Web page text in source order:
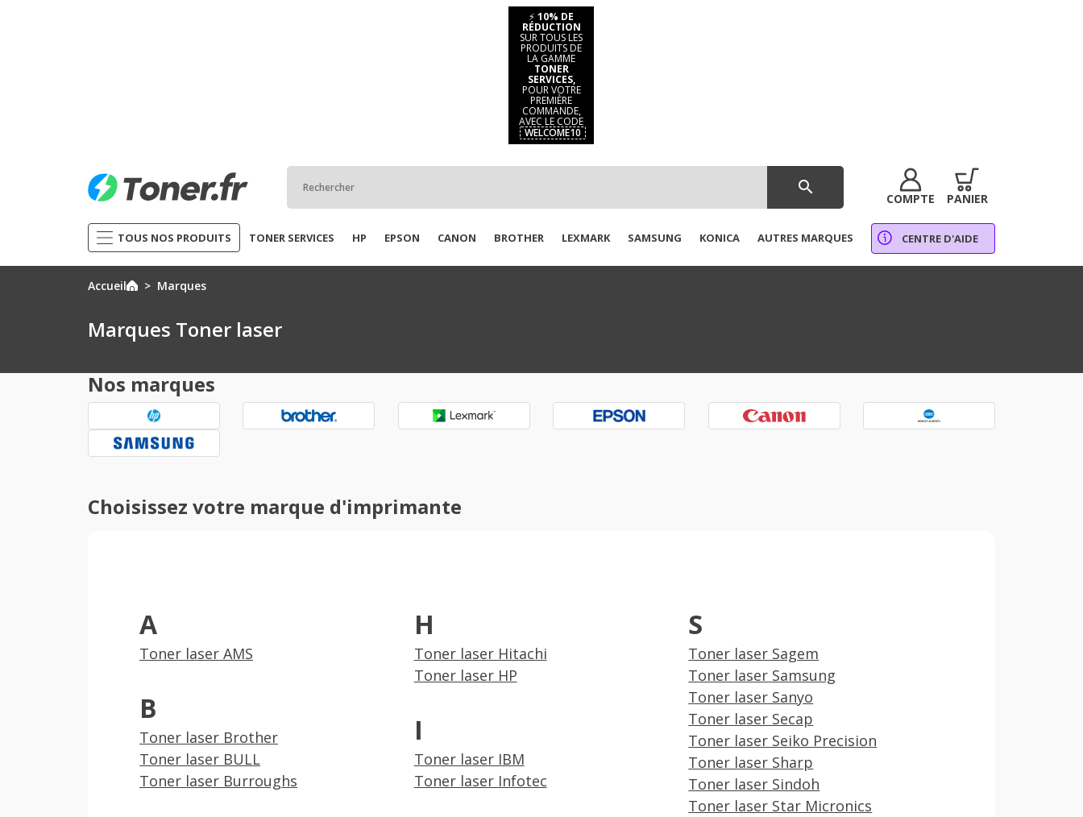
⚡ 10% DE
RÉDUCTION
SUR TOUS LES
PRODUITS DE
LA GAMME
TONER
SERVICES,
POUR VOTRE
PREMIÈRE
COMMANDE,
AVEC LE CODE
WELCOME10
search
COMPTE PANIER
TOUS NOS PRODUITS TONER SERVICES HP EPSON CANON BROTHER LEXMARK SAMSUNG KONICA AUTRES MARQUES CENTRE D'AIDE
Accueil Marques
Marques Toner laser
Nos marques
Choisissez votre marque d'imprimante
A
Toner laser AMS
B
Toner laser Brother
Toner laser BULL
Toner laser Burroughs
H
Toner laser Hitachi
Toner laser HP
I
Toner laser IBM
Toner laser Infotec
S
Toner laser Sagem
Toner laser Samsung
Toner laser Sanyo
Toner laser Secap
Toner laser Seiko Precision
Toner laser Sharp
Toner laser Sindoh
Toner laser Star Micronics